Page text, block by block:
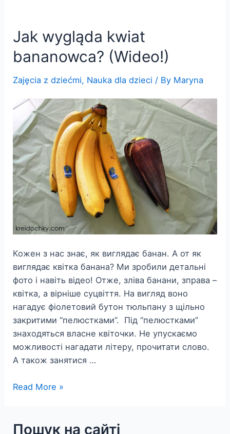
dzieci.
Wykonujemy
odcisk
Jak wygląda kwiat
bananowca? (Wideo!)
Zajęcia z dziećmi, Nauka dla dzieci / By Maryna
Кожен з нас знає, як виглядає банан. А от як
виглядає квітка банана? Ми зробили детальні
фото і навіть відео! Отже, зліва банани, зправа –
квітка, а вірніше суцвіття. На вигляд воно
нагадує фіолетовий бутон тюльпану з щільно
закритими “пелюстками”. Під “пелюстками”
знаходяться власне квіточки. Не упускаємо
можливості нагадати літеру, прочитати слово.
А також занятися …
Jak
bananowca?
Read More »
Пошук на сайті